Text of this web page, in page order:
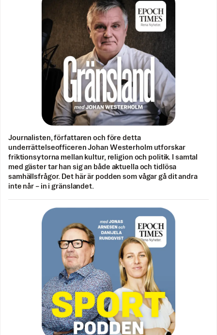
Journalisten, författaren och före detta
underrättelseofficeren Johan Westerholm utforskar
friktionsytorna mellan kultur, religion och politik. I samtal
med gäster tar han sig an både aktuella och tidlösa
samhällsfrågor. Det här är podden som vågar gå dit andra
inte når – in i gränslandet.